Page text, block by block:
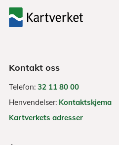
Kontakt oss
Telefon: 32 11 80 00
Henvendelser: Kontaktskjema
Kartverkets adresser